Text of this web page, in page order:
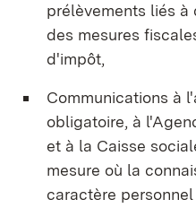
prélèvements liés à
des mesures
d'impôt,
Communications à
obligatoire, à
et à la Caisse
mesure où la
caractère